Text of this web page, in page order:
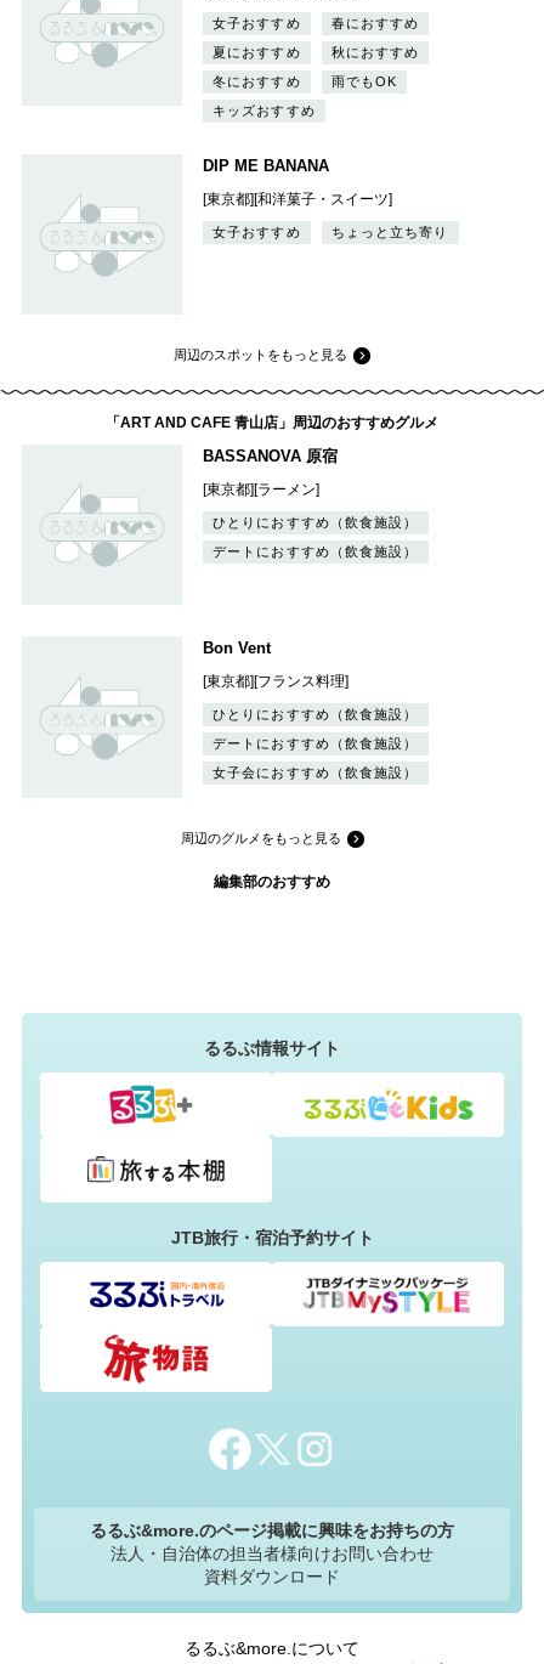
女子おすすめ
春におすすめ
夏におすすめ
秋におすすめ
冬におすすめ
雨でもOK
キッズおすすめ
DIP ME BANANA
[東京都][和洋菓子・スイーツ]
女子おすすめ ちょっと立ち寄り
周辺のスポットをもっと見る
「ART AND CAFE 青山店」周辺のおすすめグルメ
BASSANOVA 原宿
[東京都][ラーメン]
ひとりにおすすめ（飲食施設）
デートにおすすめ（飲食施設）
Bon Vent
[東京都][フランス料理]
ひとりにおすすめ（飲食施設）
デートにおすすめ（飲食施設）
女子会におすすめ（飲食施設）
周辺のグルメをもっと見る
編集部のおすすめ
るるぶ情報サイト
JTB旅行・宿泊予約サイト
るるぶ&more.のページ掲載に興味をお持ちの方
法人・自治体の担当者様向けお問い合わせ
資料ダウンロード
るるぶ&more.について